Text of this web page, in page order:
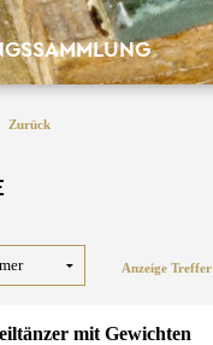
Zurück
Anzeige Treffer
mit Gewichten